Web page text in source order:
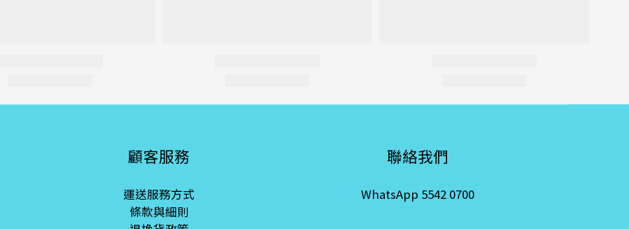
顧客服務
運送服務方式
條款與細則
聯絡我們
WhatsApp 5542 0700